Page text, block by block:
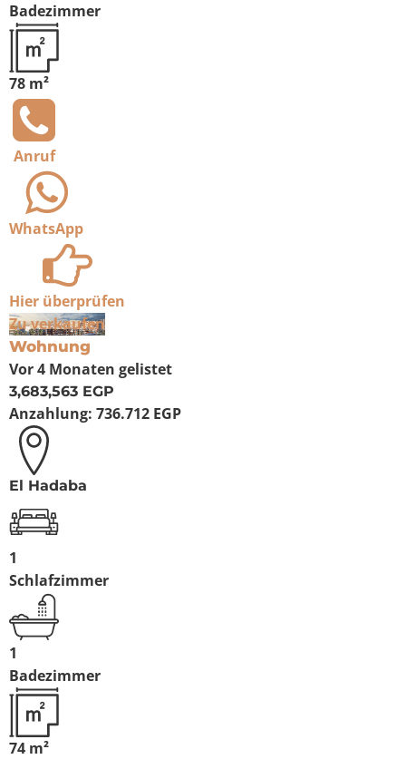
Badezimmer
78 m²
Anruf
WhatsApp
Hier überprüfen
Zu verkaufen
Wohnung
Vor 4 Monaten gelistet
3,683,563 EGP
Anzahlung: 736.712 EGP
El Hadaba
1
Schlafzimmer
1
Badezimmer
74 m²